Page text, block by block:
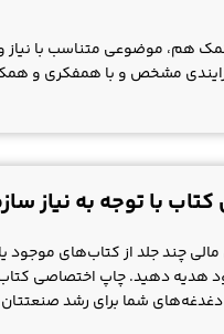
کمک هم، موضوعی متناسب با نیاز
مشخص و با همفکری و
با توجه به نیاز
چند جلد از کتاب‌های
هدیه دهید. چاپ اختصاصی کتاب
شما برای رشد